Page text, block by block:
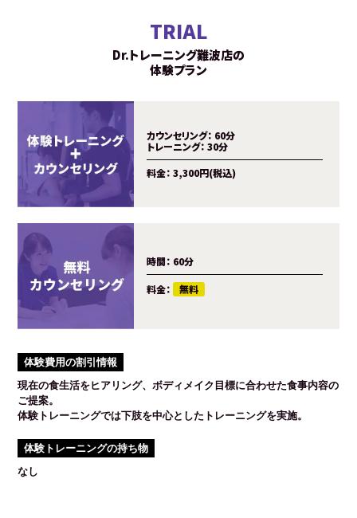
TRIAL
Dr.トレーニング難波店の
体験プラン
カウンセリング： 60分
トレーニング： 30分
料金： 3,300円(税込)
時間： 60分
料金： 無料
体験費用の割引情報
現在の食生活をヒアリング、ボディメイク目標に合わせた食事内容の
ご提案。
体験トレーニングでは下肢を中心としたトレーニングを実施。
体験トレーニングの持ち物
なし